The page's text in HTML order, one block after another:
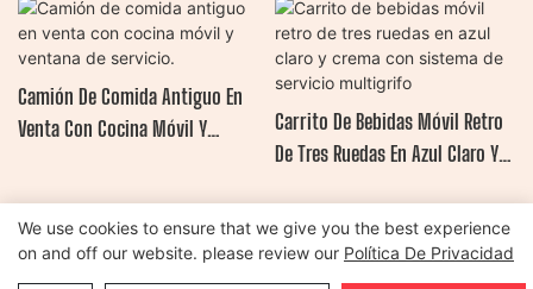
Camión De Comida Antiguo En
Venta Con Cocina Móvil Y
Carrito De Bebidas Móvil Retro
De Tres Ruedas En Azul Claro Y
Multigrifo
We use cookies to ensure that we give you the best experience
on and off our website. please review our Política De Privacidad